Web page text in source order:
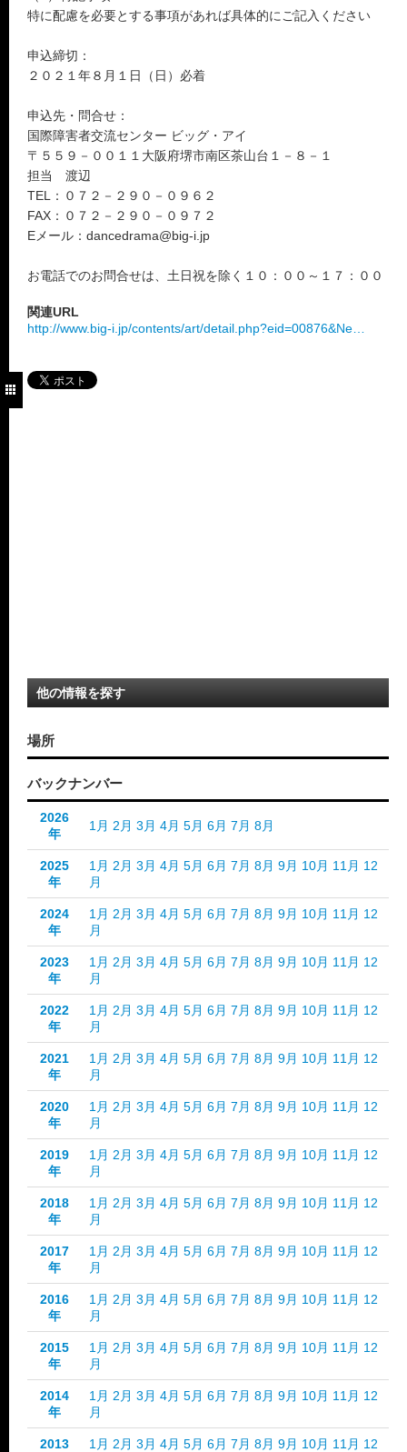
特に配慮を必要とする事項があれば具体的にご記入ください
申込締切：
２０２１年８月１日（日）必着
申込先・問合せ：
国際障害者交流センター ビッグ・アイ
〒５５９－００１１大阪府堺市南区茶山台１－８－１
担当 渡辺
TEL：０７２－２９０－０９６２
FAX：０７２－２９０－０９７２
Eメール：dancedrama@big-i.jp
お電話でのお問合せは、土日祝を除く１０：００～１７：００
関連URL
http://www.big-i.jp/contents/art/detail.php?eid=00876&Ne…
他の情報を探す
場所
バックナンバー
2026
年
1月 2月 3月 4月 5月 6月 7月 8月
2025
年
1月 2月 3月 4月 5月 6月 7月 8月 9月 10月 11月 12
月
2024
年
1月 2月 3月 4月 5月 6月 7月 8月 9月 10月 11月 12
月
2023
年
1月 2月 3月 4月 5月 6月 7月 8月 9月 10月 11月 12
月
2022
年
1月 2月 3月 4月 5月 6月 7月 8月 9月 10月 11月 12
月
2021
年
1月 2月 3月 4月 5月 6月 7月 8月 9月 10月 11月 12
月
2020
年
1月 2月 3月 4月 5月 6月 7月 8月 9月 10月 11月 12
月
2019
年
1月 2月 3月 4月 5月 6月 7月 8月 9月 10月 11月 12
月
2018
年
1月 2月 3月 4月 5月 6月 7月 8月 9月 10月 11月 12
月
2017
年
1月 2月 3月 4月 5月 6月 7月 8月 9月 10月 11月 12
月
2016
年
1月 2月 3月 4月 5月 6月 7月 8月 9月 10月 11月 12
月
2015
年
1月 2月 3月 4月 5月 6月 7月 8月 9月 10月 11月 12
月
2014
年
1月 2月 3月 4月 5月 6月 7月 8月 9月 10月 11月 12
月
2013
1月 2月 3月 4月 5月 6月 7月 8月 9月 10月 11月 12